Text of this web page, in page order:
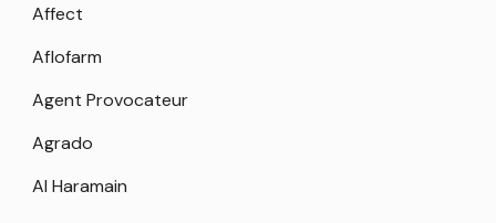
Affect
Aflofarm
Agent Provocateur
Agrado
Al Haramain